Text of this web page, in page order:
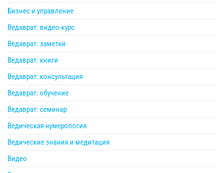
Бизнес и управление
Ведаврат: видео-курс
Ведаврат: заметки
Ведаврат: книги
Ведаврат: консультация
Ведаврат: обучение
Ведаврат: семинар
Ведическая нумерология
Ведические знания и медитация
Видео